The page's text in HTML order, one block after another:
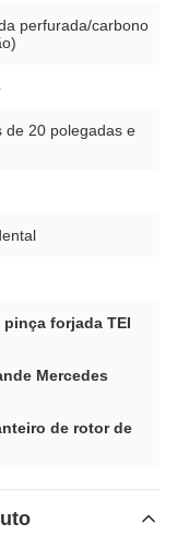
perfurada/carbono
de 20 polegadas e
forjada TEI
Mercedes
de rotor de